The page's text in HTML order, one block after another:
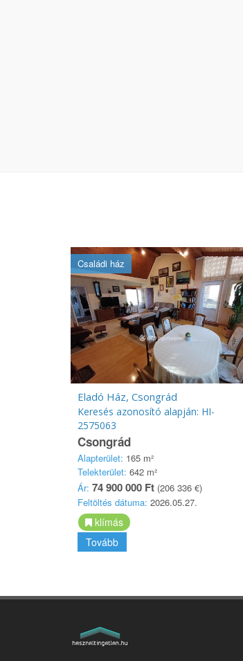
Családi ház
Eladó Ház, Csongrád
Keresés azonosító alapján: HI-
2575063
Csongrád
Alapterület: 165 m²
Telekterület: 642 m²
Ár: 74 900 000 Ft (206 336 €)
Feltöltés dátuma: 2026.05.27.
klímás
Tovább